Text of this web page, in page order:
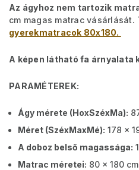
Az ágyhoz nem tartozik
cm magas matrac
gyerekmatracok 80x180.
A képen látható fa árnyalata
PARAMÉTEREK:
Ágy mérete (HoxSzéxMa):
Méret (SzéxMaxMé): 178 x
A doboz belső magassága:
Matrac méretei: 80 x 180 cm